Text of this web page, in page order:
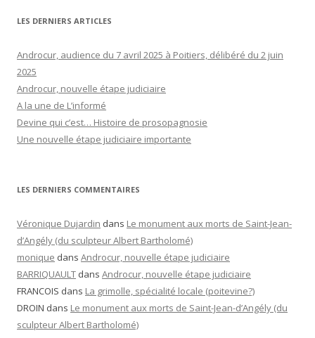
LES DERNIERS ARTICLES
Androcur, audience du 7 avril 2025 à Poitiers, délibéré du 2 juin
2025
Androcur, nouvelle étape judiciaire
A la une de L’informé
Devine qui c’est… Histoire de prosopagnosie
Une nouvelle étape judiciaire importante
LES DERNIERS COMMENTAIRES
Véronique Dujardin dans Le monument aux morts de Saint-Jean-
d’Angély (du sculpteur Albert Bartholomé)
monique dans Androcur, nouvelle étape judiciaire
BARRIQUAULT dans Androcur, nouvelle étape judiciaire
FRANCOIS dans La grimolle, spécialité locale (poitevine?)
DROIN dans Le monument aux morts de Saint-Jean-d’Angély (du
sculpteur Albert Bartholomé)